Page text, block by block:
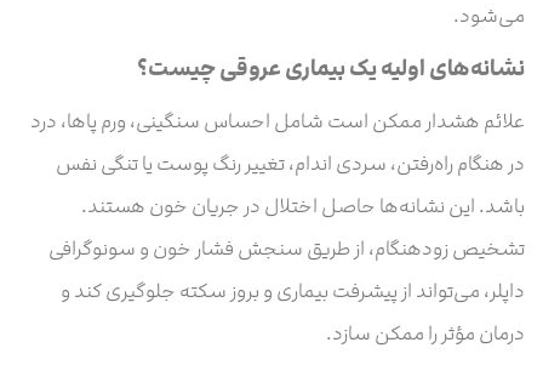
می‌شود.
نشانه‌های اولیه یک بیماری‌ عروقی چیست؟
علائم هشدار ممکن است شامل احساس سنگینی، ورم پاها، درد
در هنگام راه‌رفتن، سردی اندام، تغییر رنگ پوست یا تنگی نفس
باشد. این نشانه‌ها حاصل اختلال در جریان خون هستند.
تشخیص زودهنگام، از طریق سنجش فشار خون و سونوگرافی
داپلر، می‌تواند از پیشرفت بیماری و بروز سکته جلوگیری کند و
درمان مؤثر را ممکن سازد.